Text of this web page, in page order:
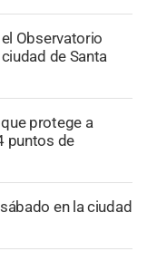
Observatorio
de Santa
protege a
puntos de
en la ciudad